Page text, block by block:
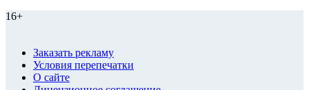
16+
Заказать рекламу
Условия перепечатки
О сайте